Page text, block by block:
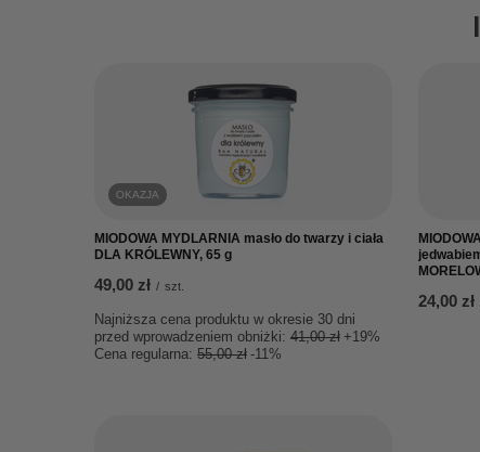
OKAZJA
MIODOWA MYDLARNIA masło do twarzy i ciała
DLA KRÓLEWNY, 65 g
49,00 zł / szt.
Najniższa cena produktu w okresie 30 dni
przed wprowadzeniem obniżki: 41,00 zł +19%
Cena regularna: 55,00 zł -11%
24,00 zł